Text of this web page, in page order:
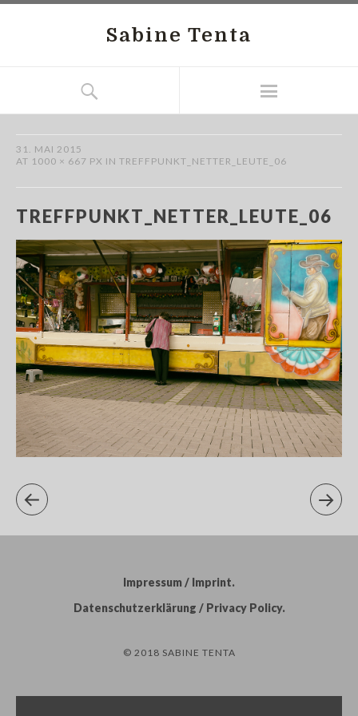
Sabine Tenta
31. MAI 2015
AT 1000 × 667 PX IN TREFFPUNKT_NETTER_LEUTE_06
TREFFPUNKT_NETTER_LEUTE_06
Impressum / Imprint
Datenschutzerklärung / Privacy Policy
© 2018 SABINE TENTA